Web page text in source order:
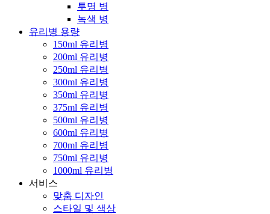
투명 병
녹색 병
유리병 용량
150ml 유리병
200ml 유리병
250ml 유리병
300ml 유리병
350ml 유리병
375ml 유리병
500ml 유리병
600ml 유리병
700ml 유리병
750ml 유리병
1000ml 유리병
서비스
맞춤 디자인
스타일 및 색상